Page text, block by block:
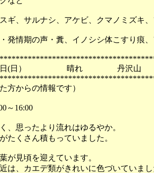
ギ、サルナシ、アケビ、クマノミズキ
発情期の声・糞、イノシシ体こすり痕
月28日(日） 晴れ 丹沢山
方からの情報です）
～16:00
、思ったより流れはゆるやか。
たくさん積もっていました。
が見頃を迎えています。
は、カエデ類がきれいに色づいていま